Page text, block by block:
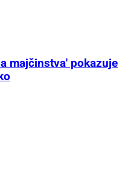
majčinstva' pokazuje